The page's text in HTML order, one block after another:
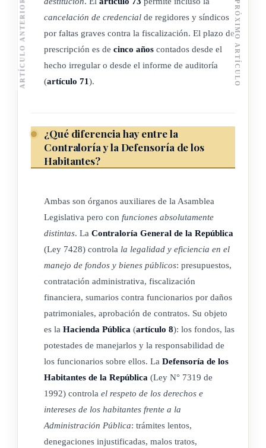
Dentro del marco y la observancia de estas reglas
elementales, tanto la Contraloría General de la República
como la entidad pública concedente del beneficio respetarán
la
libertadde iniciativa del sujeto privado beneficiario, en la
elección y el empleo de los medios y métodos para la
ARTÍCULO 7
Responsabilidad y sanciones a sujetos privados.
Aparte de las otras sanciones que pueda establecer el
ordenamiento jurídico, la desviación del beneficio o de la
liberación de obligaciones otorgadas por los componentes de
la Hacienda Pública, hacia fines diversos del asignado,
aunque estos sean también de interés público, facultará a la
entidad concedente para suspender o revocar la concesión,
según la gravedad de la violación cometida. También
facultará a la Contraloría General de la República para
ordenar que se imponga la sanción.
Cuando la desviación se realice en beneficio de intereses
privados, del sujeto agente o de terceros, la concesión deberá
ser revocada y el beneficiario quedará obligado a la
restitución del valor del beneficio desviado, con los daños y
perjuicios respectivos. En este caso, la recuperación del
monto del beneficio desviado podrá lograrse, además, en la
cancelación de credencial de regidores y síndicos
por faltas graves contra la fiscalización. El plazo de
prescripción es de cinco años contados desde el
hecho irregular o desde el informe de auditoría
(artículo 71).
¿Qué diferencia hay entre la
Contraloría y la Defensoría de los
Habitantes?
Ambas son órganos auxiliares de la Asamblea
Legislativa pero con funciones absolutamente
distintas. La Contraloría General de la República
(Ley 7428) controla la legalidad y eficiencia en el
manejo de fondos y bienes públicos: presupuestos,
contratación administrativa, fiscalización
financiera, sumarios contra funcionarios por daños
patrimoniales, aprobación de contratos. Su objeto
es la Hacienda Pública (artículo 8): los fondos, las
potestades de manejarlos y la responsabilidad de
los funcionarios sobre ellos. La Defensoría de los
Habitantes de la República (Ley N° 7319 de
1992) controla el respeto de los derechos e
intereses de los habitantes frente a la
Administración Pública: trámites lentos,
denegaciones injustificadas, malos tratos,
ARTÍCULO ANTERIOR PRÓXIMO ARTÍCULO